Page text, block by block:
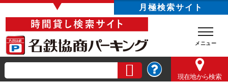
▼ 月極検索サイト
現在地から検索